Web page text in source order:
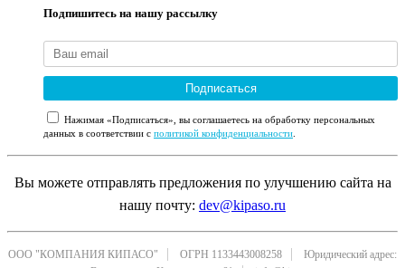
Подпишитесь на нашу рассылку
Подписаться
Нажимая «Подписаться», вы соглашаетесь на обработку персональных
данных в соответствии с политикой конфиденциальности
Вы можете отправлять предложения по улучшению сайта на
нашу почту: dev@kipaso.ru
ООО "КОМПАНИЯ КИПАСО" ОГРН 1133443008258
Юридический адрес: